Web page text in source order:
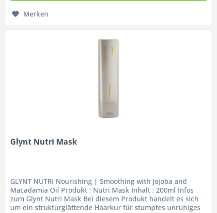
Merken
Glynt Nutri Mask
GLYNT NUTRI Nourishing | Smoothing with Jojoba and
Macadamia Oil Produkt : Nutri Mask Inhalt : 200ml Infos
zum Glynt Nutri Mask Bei diesem Produkt handelt es sich
um ein strukturglättende Haarkur für stumpfes unruhiges